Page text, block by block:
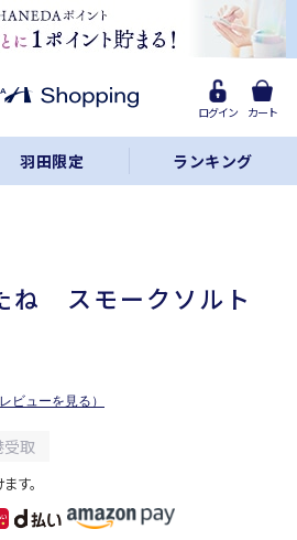
ログイン カート
羽田限定 ランキング
LINE
Facebook
リンクをコピー
ね スモークソルト
ビューを見る）
取
す。